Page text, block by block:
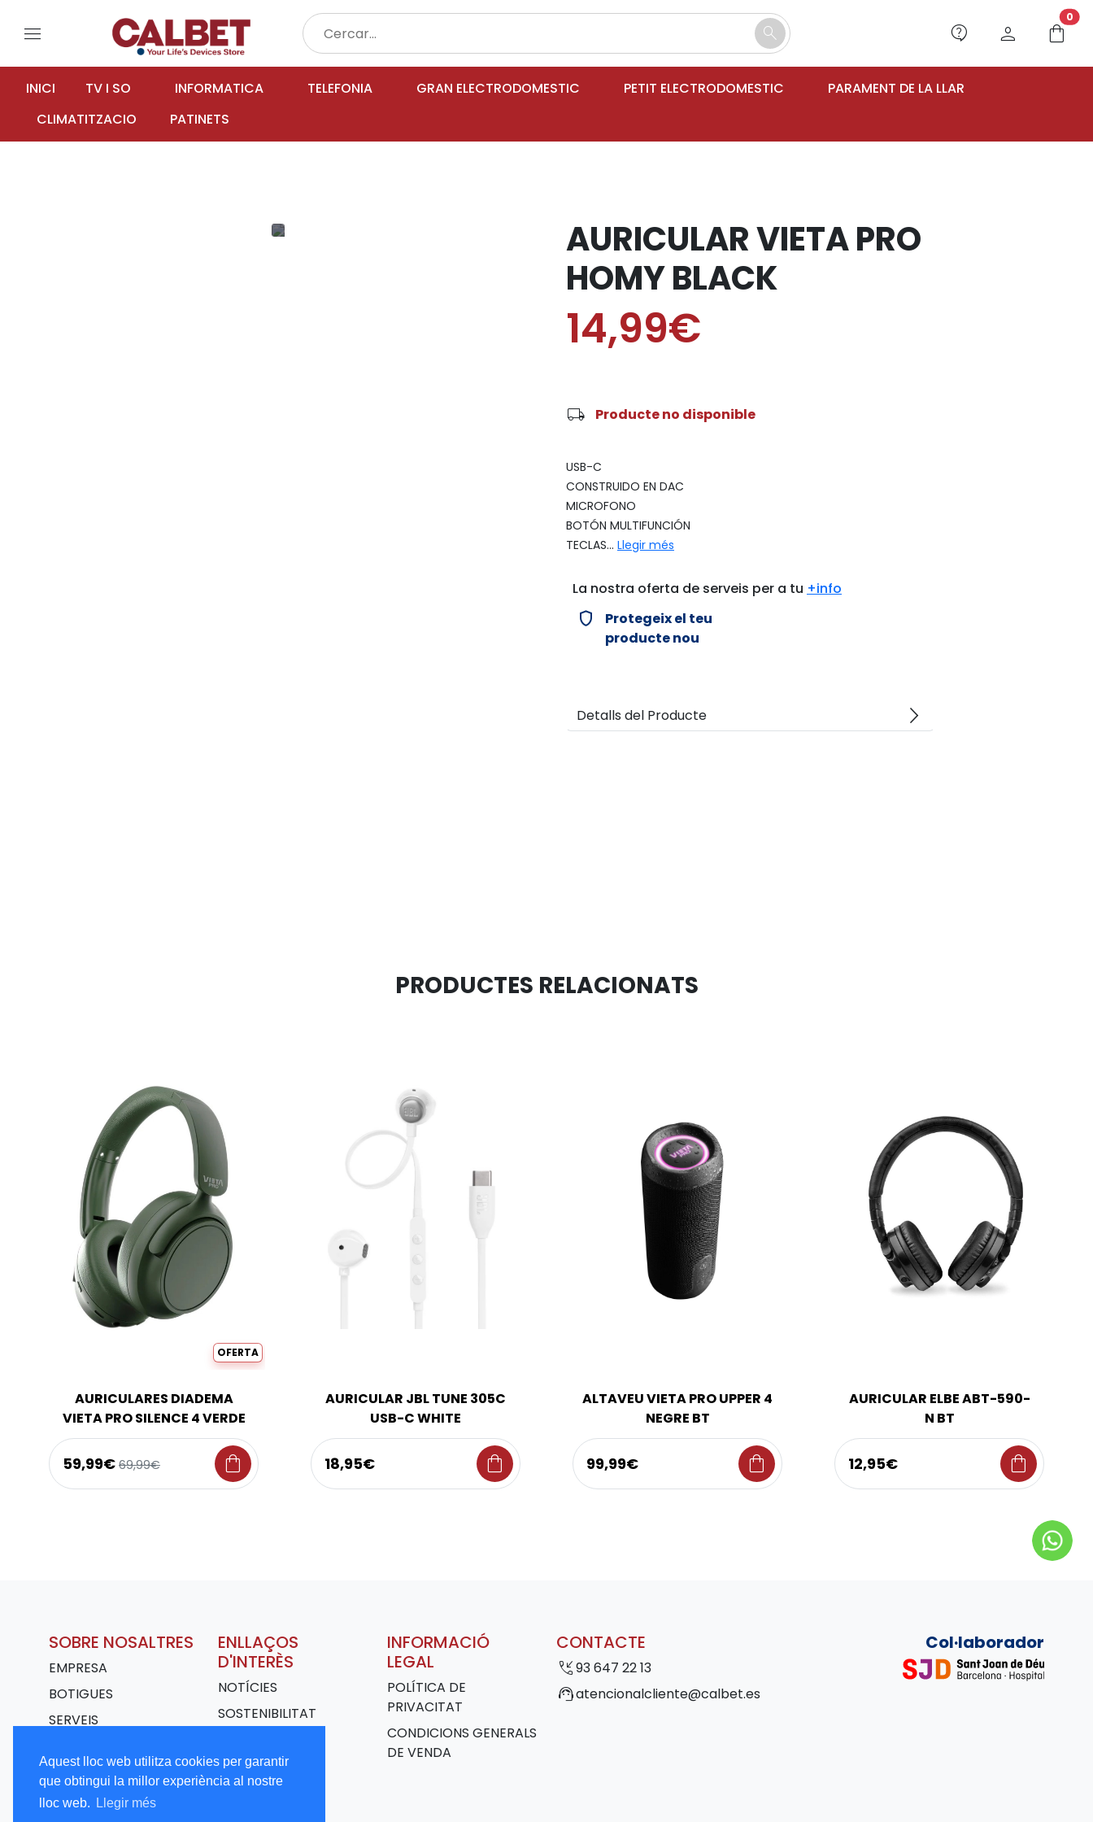
Aquest lloc web utilitza cookies per garantir
que obtingui la millor experiència al nostre
lloc web.
Llegir més
menu search contact_support person shopping_bag
0
INICI TV I SO INFORMATICA TELEFONIA GRAN ELECTRODOMESTIC PETIT ELECTRODOMESTIC
PARAMENT DE LA LLAR
CLIMATITZACIO
PATINETS
AURICULAR VIETA PRO
HOMY BLACK
14,99€
local_shipping Producte no disponible
USB-C
CONSTRUIDO EN DAC
MICROFONO
BOTÓN MULTIFUNCIÓN
TECLAS... Llegir més
La nostra oferta de serveis per a tu +info
verified_user
Protegeix el teu
producte nou
Detalls del Producte arrow_forward_ios
PRODUCTES RELACIONATS
OFERTA
AURICULARES DIADEMA
VIETA PRO SILENCE 4 VERDE
59,99€ 69,99€ shopping_bag
AURICULAR JBL TUNE 305C
USB-C WHITE
18,95€ shopping_bag
ALTAVEU VIETA PRO UPPER 4
NEGRE BT
99,99€ shopping_bag
AURICULAR ELBE ABT-590-
N BT
12,95€ shopping_bag
SOBRE NOSALTRES
EMPRESA
BOTIGUES
SERVEIS
TREBALLA AMB
NOSALTRES
ENLLAÇOS
D'INTERÈS
NOTÍCIES
SOSTENIBILITAT
INFORMACIÓ
LEGAL
POLÍTICA DE
PRIVACITAT
CONDICIONS GENERALS
DE VENDA
CONTACTE
phone_callback93 647 22 13
support_agentatencionalcliente@calbet.es
Col·laborador